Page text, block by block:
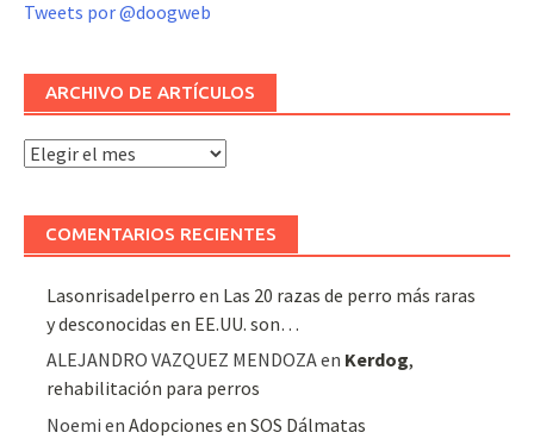
Tweets por @doogweb
ARCHIVO DE ARTÍCULOS
Archivo
COMENTARIOS RECIENTES
Lasonrisadelperro en Las 20 razas de perro más raras
y desconocidas en EE.UU. son…
ALEJANDRO VAZQUEZ MENDOZAen Kerdog,
rehabilitación para perros
Noemi enAdopciones en SOS Dálmatas